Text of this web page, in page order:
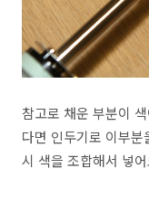
참고로 채운 부분이
다면 인두기로 이부
시 색을 조합해서 넣